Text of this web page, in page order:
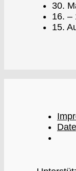
30.
16. –
15.